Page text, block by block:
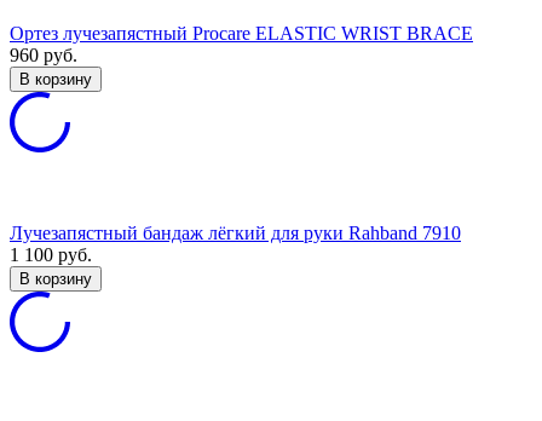
Ортез лучезапястный Procare ELASTIC WRIST BRACE
960 руб.
В корзину
Лучезапястный бандаж лёгкий для руки Rahband 7910
1 100 руб.
В корзину